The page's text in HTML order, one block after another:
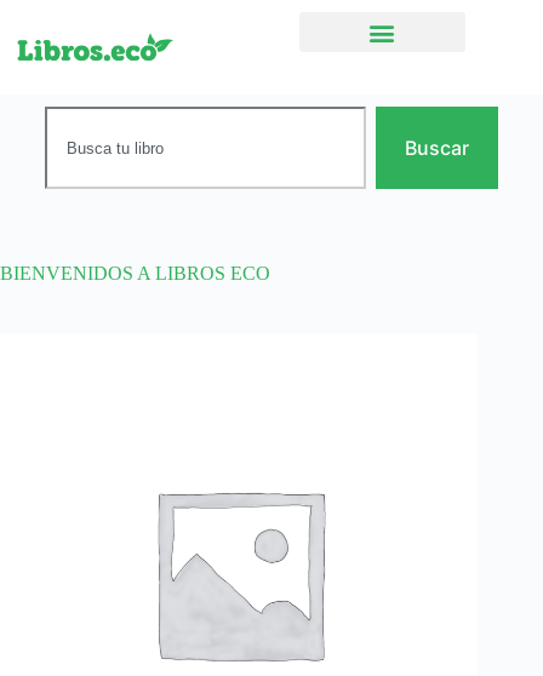
Buscar
BIENVENIDOS A LIBROS ECO